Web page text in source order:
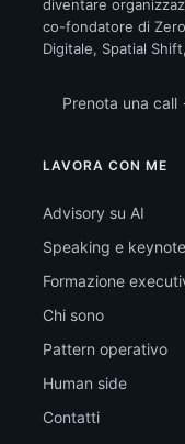
diventare
co-fondatore di
Digitale, Spatial
Prenota una call
LAVORA CON ME
Advisory su AI
Speaking e keynote
Formazione
Chi sono
Pattern operativo
Human side
Contatti